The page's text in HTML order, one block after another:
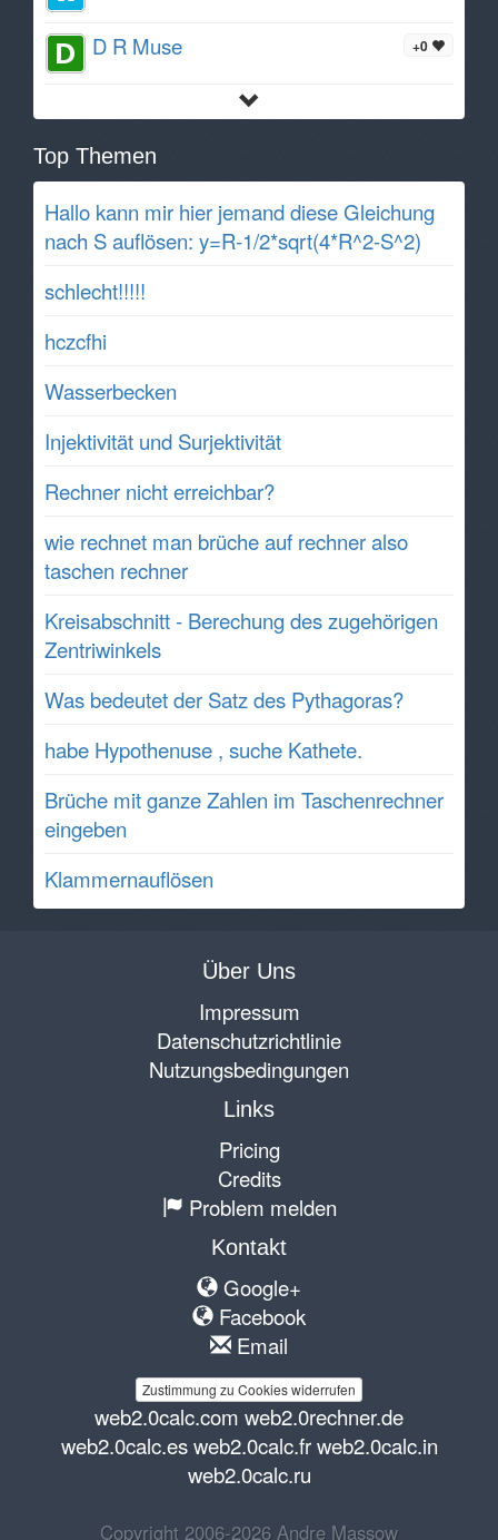
+0
D R Muse
Top Themen
Hallo kann mir hier jemand diese Gleichung
nach S auflösen: y=R-1/2*sqrt(4*R^2-S^2)
schlecht!!!!!
hczcfhi
Wasserbecken
Injektivität und Surjektivität
Rechner nicht erreichbar?
wie rechnet man brüche auf rechner also
taschen rechner
Kreisabschnitt - Berechung des zugehörigen
Zentriwinkels
Was bedeutet der Satz des Pythagoras?
habe Hypothenuse , suche Kathete.
Brüche mit ganze Zahlen im Taschenrechner
eingeben
Klammernauflösen
Über Uns
Impressum
Datenschutzrichtlinie
Nutzungsbedingungen
Links
Pricing
Credits
Problem melden
Kontakt
Google+
Facebook
Email
Zustimmung zu Cookies widerrufen
web2.0calc.com web2.0rechner.de
web2.0calc.es web2.0calc.fr web2.0calc.in
web2.0calc.ru
Copyright 2006-2026 Andre Massow